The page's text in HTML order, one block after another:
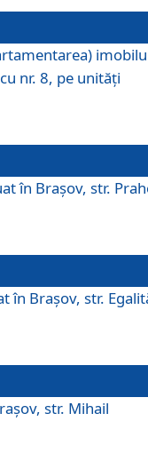
nr. 8, pe unităţi
în Braşov, str.
în Braşov, str.
str. Mihail